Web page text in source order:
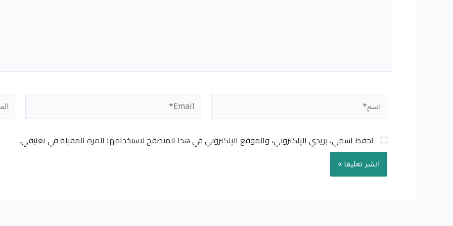
اسم* Email*
احفظ اسمي، بريدي الإلكتروني، والموقع الإلكتروني في هذا المتصفح لاستخدامها المرة المقبلة في تعليقي.